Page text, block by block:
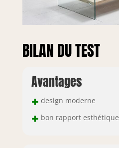
BILAN DU TEST
Avantages
+ design moderne
+ bon rapport esthétique